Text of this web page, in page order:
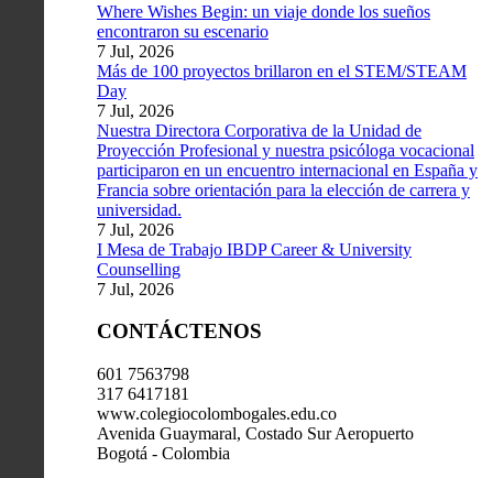
Where Wishes Begin: un viaje donde los sueños
encontraron su escenario
7 Jul, 2026
Más de 100 proyectos brillaron en el STEM/STEAM
Day
7 Jul, 2026
Nuestra Directora Corporativa de la Unidad de
Proyección Profesional y nuestra psicóloga vocacional
participaron en un encuentro internacional en España y
Francia sobre orientación para la elección de carrera y
universidad.
7 Jul, 2026
I Mesa de Trabajo IBDP Career & University
Counselling
7 Jul, 2026
CONTÁCTENOS
601 7563798
317 6417181
www.colegiocolombogales.edu.co
Avenida Guaymaral, Costado Sur Aeropuerto
Bogotá - Colombia